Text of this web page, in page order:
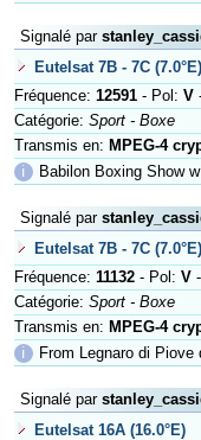
Signalé par
Eutelsat 7B - 7C (7.0°E)
Fréquence: 12591- Pol: V
Catégorie: Sport - Boxe
Transmis en: MPEG-4
ℹ
Babilon Boxing Show
Signalé par
Eutelsat 7B - 7C (7.0°E)
Fréquence: 11132- Pol: V-
Catégorie: Sport - Boxe
Transmis en: MPEG-4
ℹ
From Legnaro di
Signalé par
Eutelsat 16A (16.0°E)